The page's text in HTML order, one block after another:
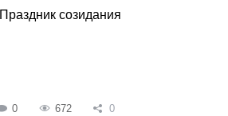
Праздник созидания
0 672 0